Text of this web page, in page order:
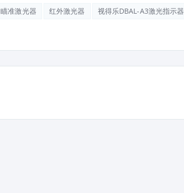
瞄准激光器 红外激光器 视得乐DBAL-A3激光指示器